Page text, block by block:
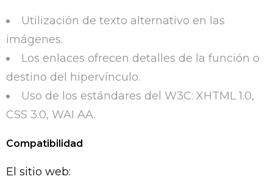
Utilización de texto alternativo en las
imágenes.
Los enlaces ofrecen detalles de la función o
destino del hipervínculo.
Uso de los estándares del W3C: XHTML 1.0,
CSS 3.0, WAI AA.
Compatibilidad
El sitio web: